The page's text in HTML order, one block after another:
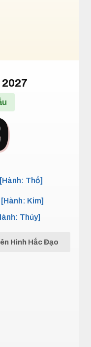
2027
[Hành: Thổ]
[Hành: Kim]
Thủy]
Hình Hắc Đạo